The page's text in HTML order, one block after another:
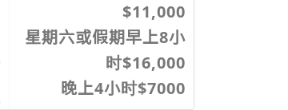
$11,000
星期六或假期早上8小
时$16,000
晚上4小时$7000